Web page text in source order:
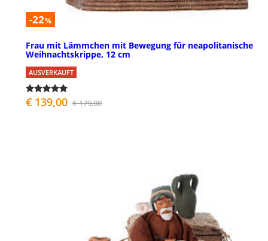
-22%
Frau mit Lämmchen mit Bewegung fűr neapolitanische
Weihnachtskrippe, 12 cm
AUSVERKAUFT
€ 139,00 € 179,00